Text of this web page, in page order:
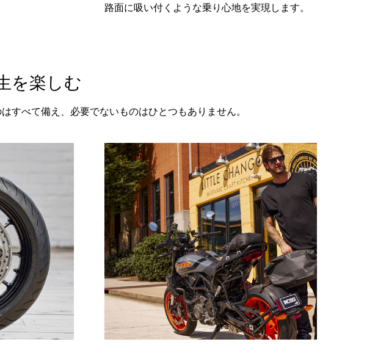
路面に吸い付くような乗り心地を実現します。
を楽しむ
すべて備え、必要でないものはひとつもありません。